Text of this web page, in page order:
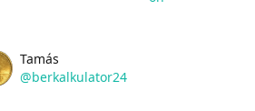
Name
Tamás
Twitter
@berkalkulator24